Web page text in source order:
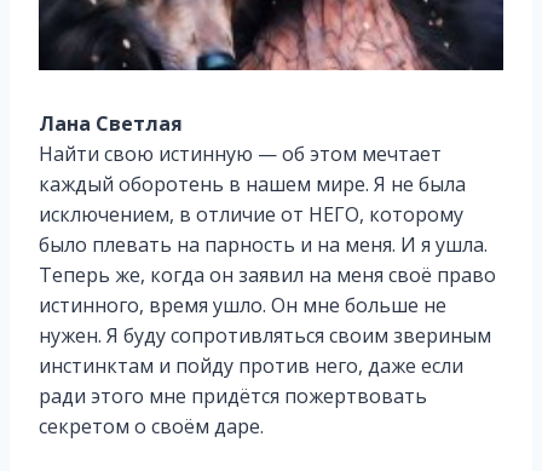
Лана Светлая
Найти свою истинную — об этом мечтает
каждый оборотень в нашем мире. Я не была
исключением, в отличие от НЕГО, которому
было плевать на парность и на меня. И я ушла.
Теперь же, когда он заявил на меня своё право
истинного, время ушло. Он мне больше не
нужен. Я буду сопротивляться своим звериным
инстинктам и пойду против него, даже если
ради этого мне придётся пожертвовать
секретом о своём даре.